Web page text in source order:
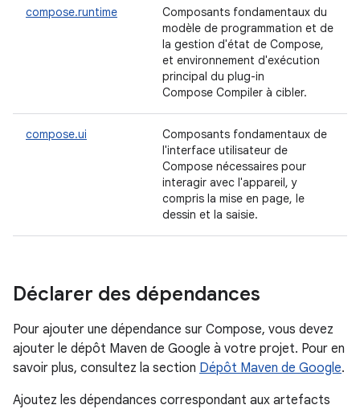
compose.runtime
Composants fondamentaux du
modèle de programmation et de
la gestion d'état de Compose,
et environnement d'exécution
principal du plug-in
Compose Compiler à cibler.
compose.ui
Composants fondamentaux de
l'interface utilisateur de
Compose nécessaires pour
interagir avec l'appareil, y
compris la mise en page, le
dessin et la saisie.
Déclarer des dépendances
Pour ajouter une dépendance sur Compose, vous devez
ajouter le dépôt Maven de Google à votre projet. Pour en
savoir plus, consultez la section Dépôt Maven de Google.
Ajoutez les dépendances correspondant aux artefacts